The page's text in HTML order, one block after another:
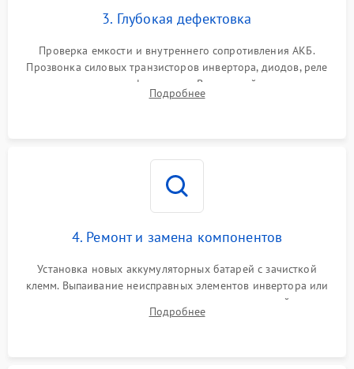
3. Глубокая дефектовка
Проверка емкости и внутреннего сопротивления АКБ.
Прозвонка силовых транзисторов инвертора, диодов, реле
переключения и трансформатора. Визуальный поиск вздутых
конденсаторов и прогаров на печатной плате.
Подробнее
4. Ремонт и замена компонентов
Установка новых аккумуляторных батарей с зачисткой
клемм. Выпаивание неисправных элементов инвертора или
цепи зарядки и монтаж новых радиодеталей.
Восстановление поврежденных токоведущих дорожек и
Подробнее